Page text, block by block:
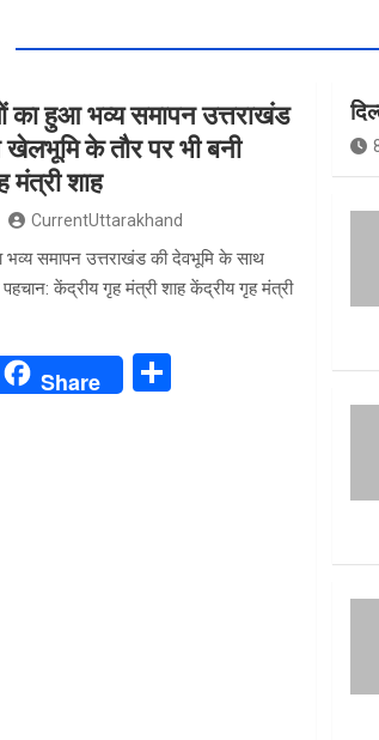
का हुआ भव्य समापन उत्तराखंड
के तौर पर भी बनी
मंत्री शाह
CurrentUttarakhand
भव्य समापन उत्तराखंड की देवभूमि के साथ
केंद्रीय गृह मंत्री शाह केंद्रीय गृह मंत्री
Share